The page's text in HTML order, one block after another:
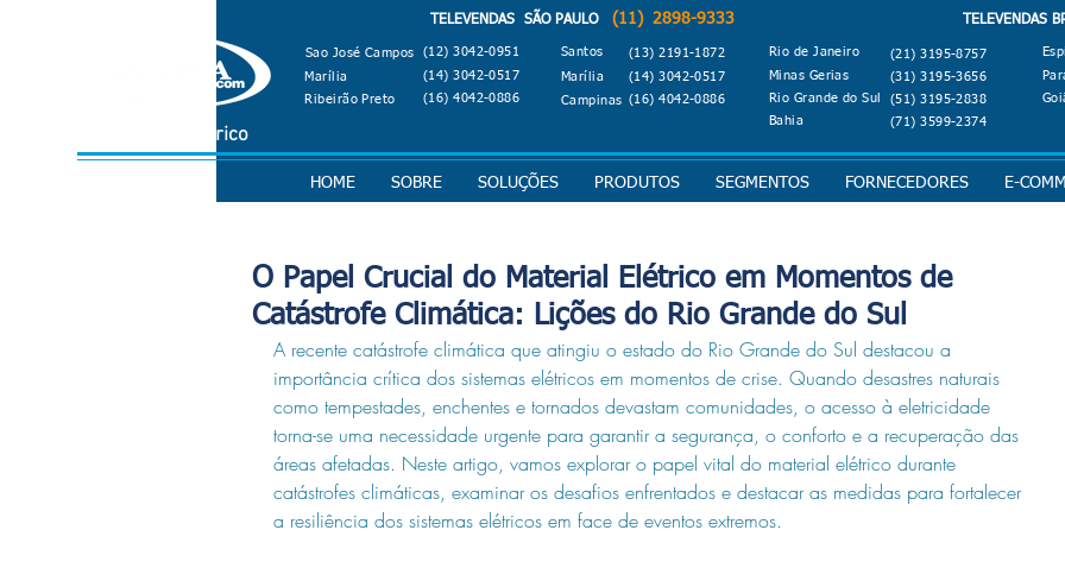
Material Elétrico
TELEVENDAS SÃO PAULO (11) 2898-9333 TELEVENDAS
Rio de Janeiro
Minas Gerias
Rio Grande do Sul
Bahia
(21) 3195-8757
(31) 3195-3656
(51) 3195-2838
(71) 3599-2374
Santos
Marília
Campinas
(13) 2191-1872
(14) 3042-0517
(16) 4042-0886
Sao José Campos
Marília
Ribeirão Preto
(12) 3042-0951
(14) 3042-0517
(16) 4042-0886
HOME SOBRE SOLUÇÕES PRODUTOS SEGMENTOS FORNECEDORES E-
O Papel Crucial do Material Elétrico em Momentos de
Catástrofe Climática: Lições do Rio Grande do Sul
A recente catástrofe climática que atingiu o estado do Rio Grande do Sul destacou a
importância crítica dos sistemas elétricos em momentos de crise. Quando desastres naturais
como tempestades, enchentes e tornados devastam comunidades, o acesso à eletricidade
torna-se uma necessidade urgente para garantir a segurança, o conforto e a recuperação das
áreas afetadas. Neste artigo, vamos explorar o papel vital do material elétrico durante
catástrofes climáticas, examinar os desafios enfrentados e destacar as medidas para fortalecer
a resiliência dos sistemas elétricos em face de eventos extremos.